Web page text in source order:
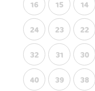
14
15
16
22
23
24
30
31
32
38
39
40